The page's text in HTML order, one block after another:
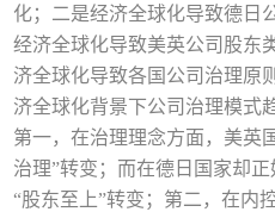
化；二是经济全球化导致德日
经济全球化导致美英公司股东
济全球化导致各国公司治理原
济全球化背景下公司治理模式
第一，在治理理念方面，美英
治理”转变；而在德日国家却
“股东至上”转变；第二，在内